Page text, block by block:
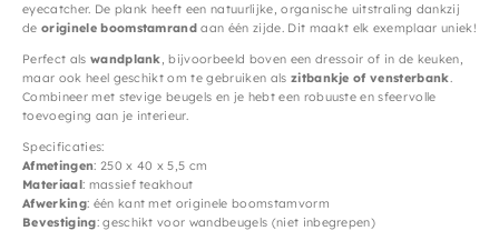
eyecatcher. De plank heeft een natuurlijke, organische uitstraling dankzij
de originele boomstamrand aan één zijde. Dit maakt elk exemplaar uniek!
Perfect als wandplank, bijvoorbeeld boven een dressoir of in de keuken,
maar ook heel geschikt om te gebruiken als zitbankje of vensterbank.
Combineer met stevige beugels en je hebt een robuuste en sfeervolle
toevoeging aan je interieur.
Specificaties:
Afmetingen: 250 x 40 x 5,5 cm
Materiaal: massief teakhout
Afwerking: één kant met originele boomstamvorm
Bevestiging: geschikt voor wandbeugels (niet inbegrepen)